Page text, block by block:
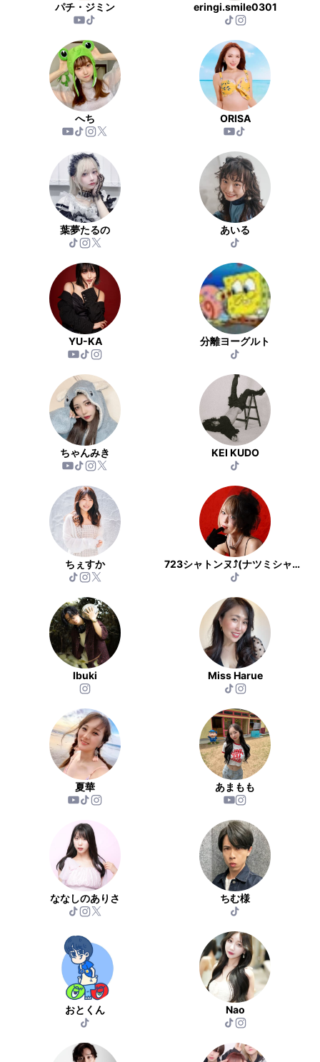
パチ・ジミン eringi.smile0301
へち ORISA
葉夢たるの あいる
YU-KA 分離ヨーグルト
ちゃんみき KEI KUDO
ちぇすか 723シャトンヌ⤴(ナツミシャトンヌ)
Ibuki Miss Harue
夏華 あまもも
ななしのありさ ちむ様
おとくん Nao